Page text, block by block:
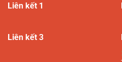
Liên kết 1
Liên kết 3